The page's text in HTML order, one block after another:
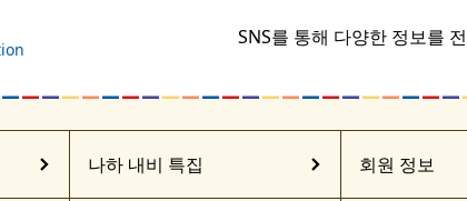
SNS를 통해 다양한 정보를
나하 내비 특집 회원 정보